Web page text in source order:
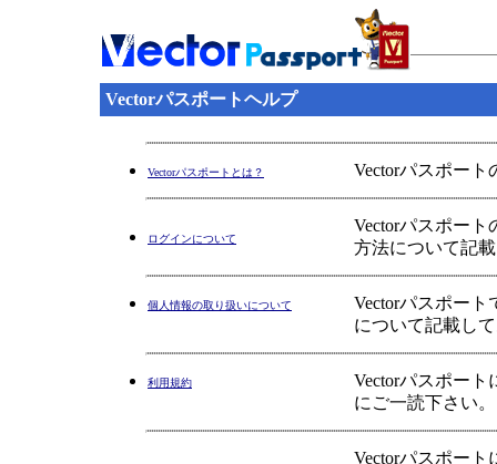
Vectorパスポートヘルプ
Vectorパスポートとは？ Vectorパスポー
ログインについて
Vectorパスポー
方法について記
個人情報の取り扱いについて
Vectorパスポー
について記載し
利用規約
Vectorパスポー
にご一読下さい。
Vectorパスポー